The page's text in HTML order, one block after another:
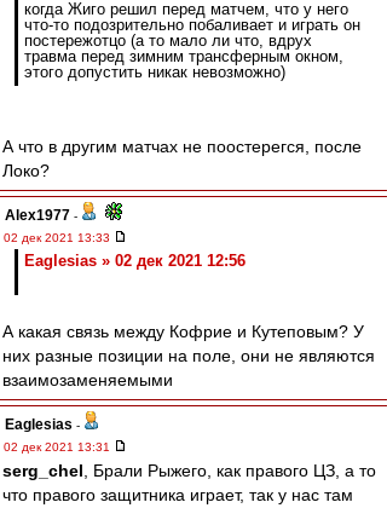
когда Жиго решил перед матчем, что у него
что-то подозрительно побаливает и играть он
постережотцо (а то мало ли что, вдрух
травма перед зимним трансферным окном,
этого допустить никак невозможно)
А что в другим матчах не поостерегся, после
Локо?
Alex1977 -
02 дек 2021 13:33
Eaglesias » 02 дек 2021 12:56
А какая связь между Кофрие и Кутеповым? У
них разные позиции на поле, они не являются
взаимозаменяемыми
Eaglesias -
02 дек 2021 13:31
serg_chel , Брали Рыжего, как правого ЦЗ, а то
что правого защитника играет, так у нас там